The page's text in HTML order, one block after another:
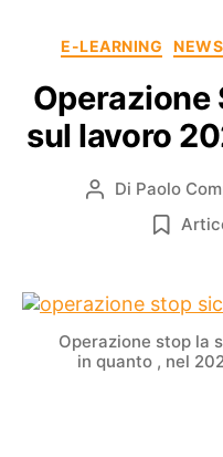
E-LEARNING NEWS
Operazione
sul lavoro
Di Paolo
Operazione stop la
in quanto , nel